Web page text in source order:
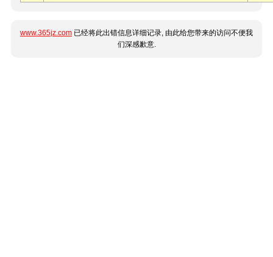
www.365jz.com 已经将此出错信息详细记录, 由此给您带来的访问不便我
们深感歉意.